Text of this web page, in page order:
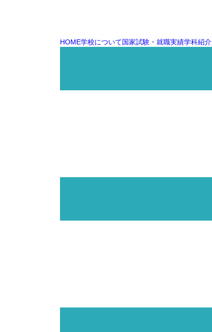
HOME学校について国家試験・就職実績学科紹介